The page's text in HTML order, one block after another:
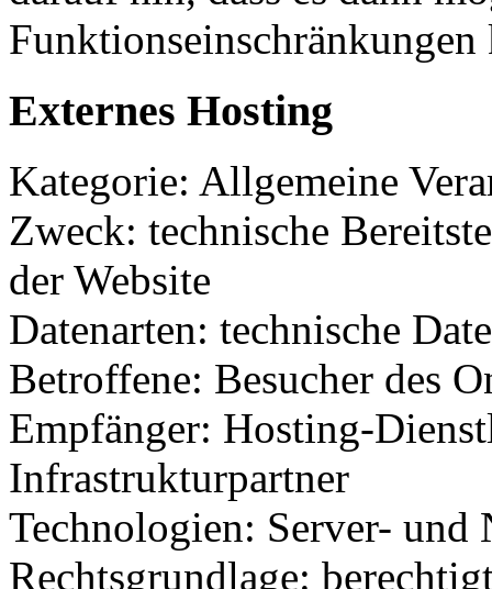
Externes Hosting
Kategorie: Allgemeine
Zweck: technische
der Website
Datenarten: technische
Betroffene: Besucher des
Empfänger: Hosting-
Infrastrukturpartner
Technologien: Server-
Rechtsgrundlage: